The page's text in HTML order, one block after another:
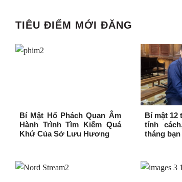
TIÊU ĐIỂM MỚI ĐĂNG
Bí Mật Hổ Phách Quan Âm
Hành Trình Tìm Kiếm Quá
Khứ Của Sở Lưu Hương
Bí mật 12
tính
tháng